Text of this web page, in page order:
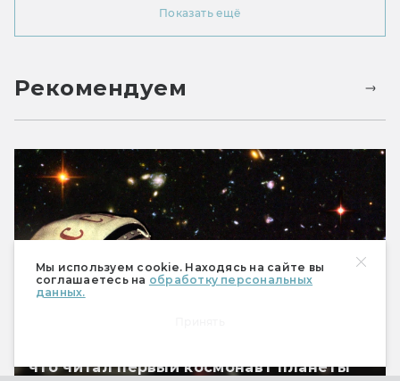
Мы используем cookie. Находясь на сайте вы
соглашаетесь на обработку персональных
данных.
Показать ещё
Рекомендуем
что читал первый космонавт планеты